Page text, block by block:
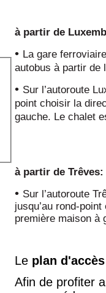
à partir de
• La gare f
autobus à partir de
• Sur l’autoroute
point choisir la
gauche. Le chalet
à partir de Trêves:
• Sur l’autoroute
jusqu’au rond-
première maison à
Le plan d'accès
Afin de profiter